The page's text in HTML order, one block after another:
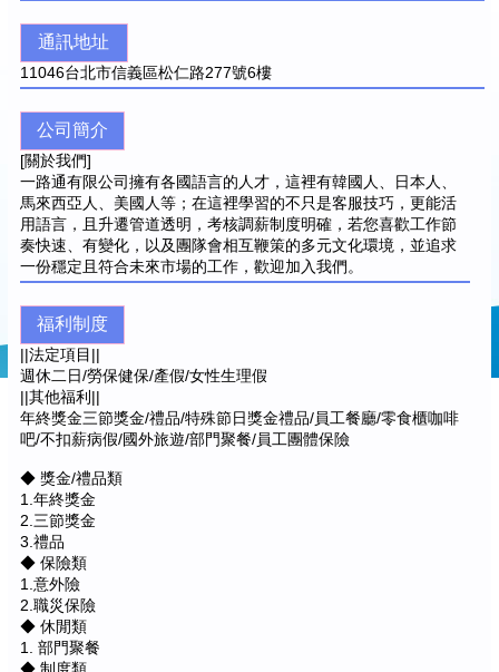
通訊地址
11046台北市信義區松仁路277號6樓
公司簡介
[關於我們]
一路通有限公司擁有各國語言的人才，這裡有韓國人、日本人、
馬來西亞人、美國人等；在這裡學習的不只是客服技巧，更能活
用語言，且升遷管道透明，考核調薪制度明確，若您喜歡工作節
奏快速、有變化，以及團隊會相互鞭策的多元文化環境，並追求
一份穩定且符合未來市場的工作，歡迎加入我們。
福利制度
||法定項目||
週休二日/勞保健保/產假/女性生理假
||其他福利||
年終獎金三節獎金/禮品/特殊節日獎金禮品/員工餐廳/零食櫃咖啡
吧/不扣薪病假/國外旅遊/部門聚餐/員工團體保險
◆ 獎金/禮品類
1.年終獎金
2.三節獎金
3.禮品
◆ 保險類
1.意外險
2.職災保險
◆ 休閒類
1. 部門聚餐